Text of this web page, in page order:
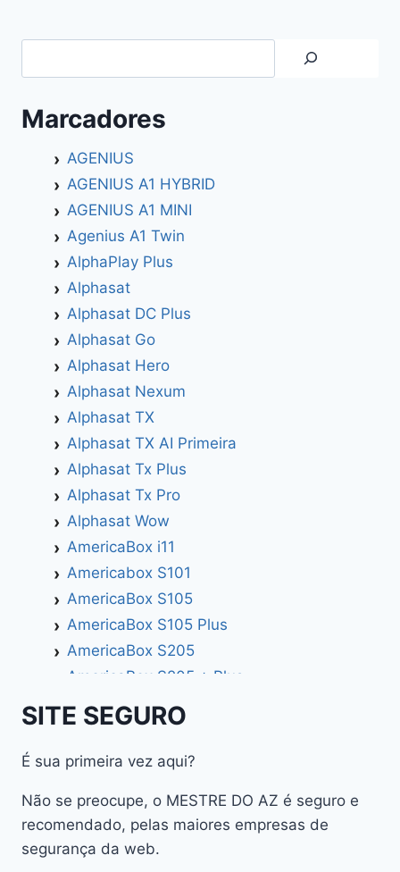
Marcadores
AGENIUS
AGENIUS A1 HYBRID
AGENIUS A1 MINI
Agenius A1 Twin
AlphaPlay Plus
Alphasat
Alphasat DC Plus
Alphasat Go
Alphasat Hero
Alphasat Nexum
Alphasat TX
Alphasat TX AI Primeira
Alphasat Tx Plus
Alphasat Tx Pro
Alphasat Wow
AmericaBox i11
Americabox S101
AmericaBox S105
AmericaBox S105 Plus
AmericaBox S205
AmericaBox S205 + Plus
AmericaBox S305 GX
AmericaBox S305 Plus
AmericaBox S705
Athomics
Athomics Active Express Primeira
Athomics Eon UHD
SITE SEGURO
É sua primeira vez aqui?
Não se preocupe, o MESTRE DO AZ é seguro e
recomendado, pelas maiores empresas de
segurança da web.